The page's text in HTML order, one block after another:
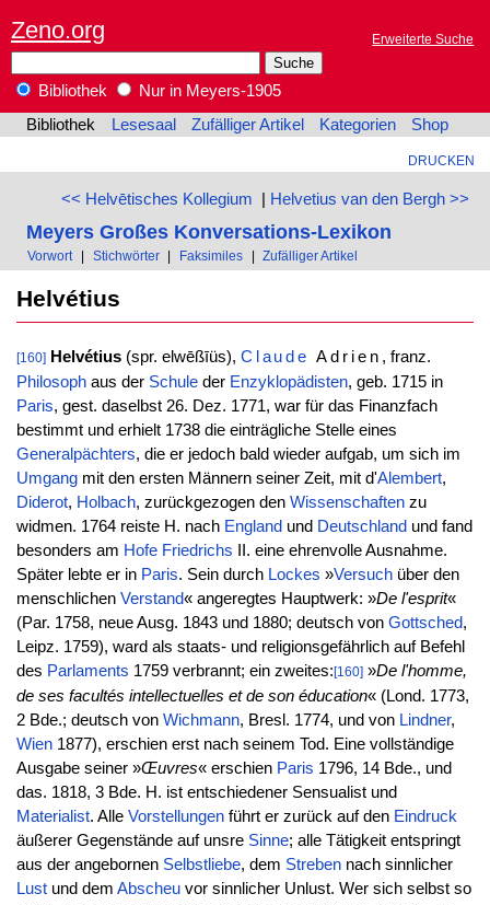
Zeno.org Erweiterte Suche
Bibliothek
Nur in Meyers-1905
Bibliothek
Lesesaal Zufälliger Artikel Kategorien Shop
DRUCKEN
<< Helvētisches Kollegium | Helvetius van den Bergh >>
Meyers Großes Konversations-Lexikon
Vorwort | Stichwörter | Faksimiles | Zufälliger Artikel
Helvétius
[160] Helvétius(spr. elwēßīüs), Claude Adrien , franz.
Philosophaus der Schuleder Enzyklopädisten, geb. 1715 in
Paris, gest. daselbst 26. Dez. 1771, war für das Finanzfach
bestimmt und erhielt 1738 die einträgliche Stelle eines
Generalpächters, die er jedoch bald wieder aufgab, um sich im
Umgangmit den ersten Männern seiner Zeit, mit d'Alembert,
Diderot, Holbach, zurückgezogen den Wissenschaftenzu
widmen. 1764 reiste H. nach England und Deutschland und fand
besonders am Hofe Friedrichs II. eine ehrenvolle Ausnahme.
Später lebte er in Paris. Sein durch Lockes »Versuchüber den
menschlichen Verstand« angeregtes Hauptwerk: »De l'esprit«
(Par. 1758, neue Ausg. 1843 und 1880; deutsch von Gottsched,
Leipz. 1759), ward als staats- und religionsgefährlich auf Befehl
des Parlaments 1759 verbrannt; ein zweites: [160]»De l'homme,
de ses facultés intellectuelles et de son éducation« (Lond. 1773,
2 Bde.; deutsch von Wichmann, Bresl. 1774, und von Lindner,
Wien1877), erschien erst nach seinem Tod. Eine vollständige
Ausgabe seiner »Œuvres« erschien Paris 1796, 14 Bde., und
das. 1818, 3 Bde. H. ist entschiedener Sensualist und
Materialist. Alle Vorstellungenführt er zurück auf den Eindruck
äußerer Gegenstände auf unsre Sinne; alle Tätigkeit entspringt
aus der angebornen Selbstliebe, dem Strebennach sinnlicher
Lustund dem Abscheuvor sinnlicher Unlust. Wer sich selbst so